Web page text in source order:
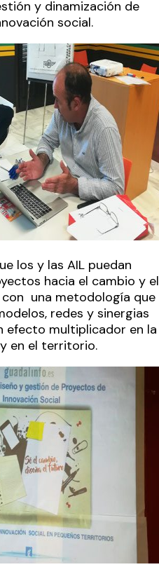
y dinamización de
social.
los y las AIL puedan
hacia el cambio y el
una metodología que
redes y sinergias
efecto multiplicador en la
en el territorio.